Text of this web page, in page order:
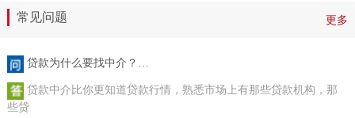
常见问题 更多
贷款为什么要找中介？…
贷款中介比你更知道贷款行情，熟悉市场上有那些贷款机构，那
些贷